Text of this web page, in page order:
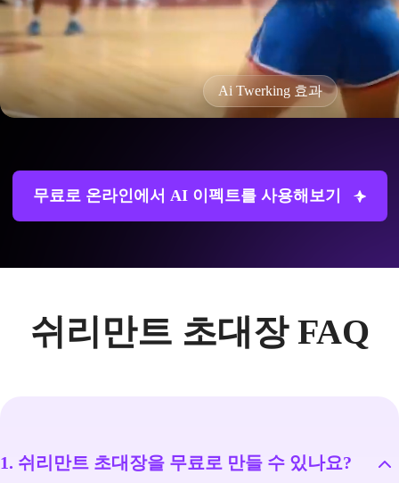
Ai Twerking 효과
무료로 온라인에서 AI 이펙트를 사용해보기
쉬리만트 초대장 FAQ
1. 쉬리만트 초대장을 무료로 만들 수 있나요?